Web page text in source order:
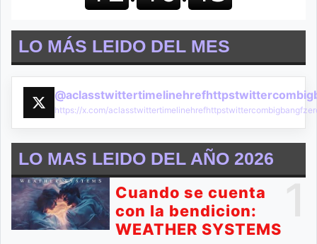
LO MÁS LEIDO DEL MES
https://x.com/
LO MAS LEIDO DEL AÑO 2026
Cuando se cuenta
con la bendicion:
WEATHER SYSTEMS